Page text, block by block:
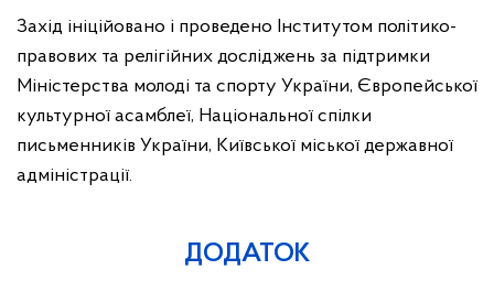
Захід ініційовано і проведено Інститутом політико-
правових та релігійних досліджень за підтримки
Міністерства молоді та спорту України, Європейської
культурної асамблеї, Національної спілки
письменників України, Київської міської державної
адміністрації.
ДОДАТОК